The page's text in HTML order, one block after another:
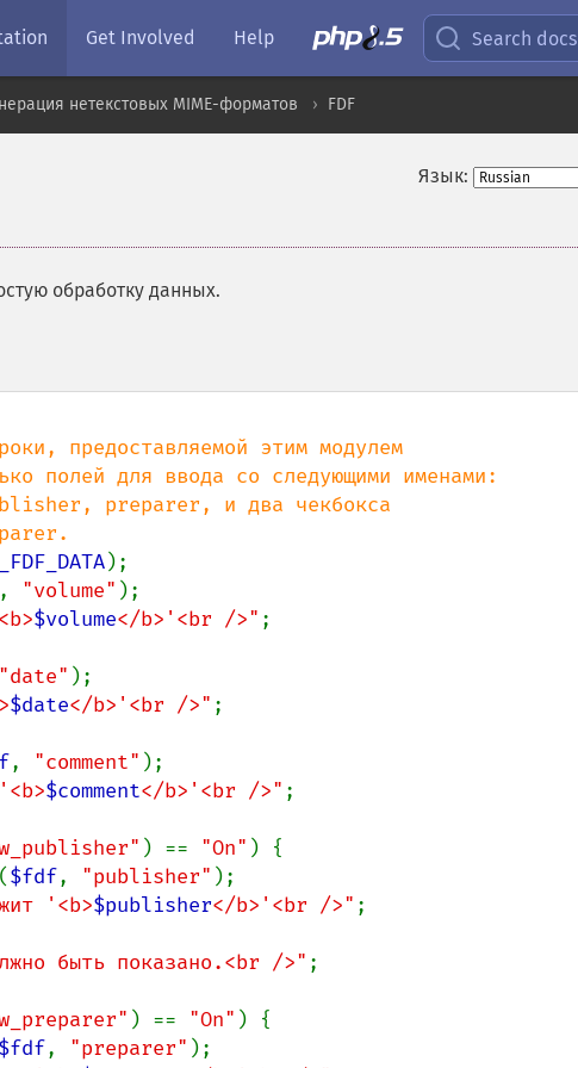
Get Involved Help Search docs
нетекстовых MIME-форматов FDF
Язык:
обработку данных.
предоставляемой этим модулем
полей для ввода со следующими именами:
preparer, и два чекбокса
, "volume" );
$volume</b>'<br />" ;
"date" );
$date</b>'<br />" ;
, "comment" );
$comment</b>'<br />" ;
) == "On" ) {
($fdf, "publisher" );
'<b>$publisher</b>'<br />" ;
быть показано.<br />" ;
) == "On" ) {
$fdf, "preparer" );